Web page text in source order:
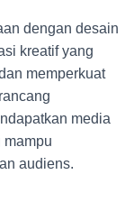
dengan desain
kreatif yang
memperkuat
media
mampu
audiens.